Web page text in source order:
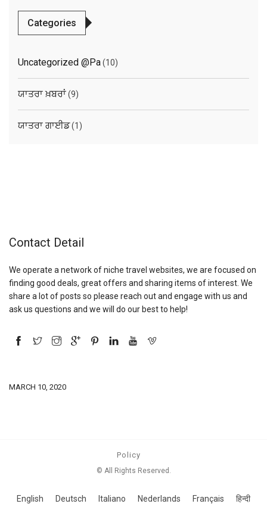
Categories
Uncategorized @pa(10)
ਯਾਤਰਾ ਖ਼ਬਰਾਂ(9)
ਯਾਤਰਾ ਗਾਈਡ(1)
Contact Detail
We operate a network of niche travel websites, we are focused on
finding good deals, great offers and sharing items of interest. We
share a lot of posts so please reach out and engage with us and
ask us questions and we will do our best to help!
MARCH 10, 2020
Policy
© All Rights Reserved.
English Deutsch Italiano Nederlands Français हिन्दी